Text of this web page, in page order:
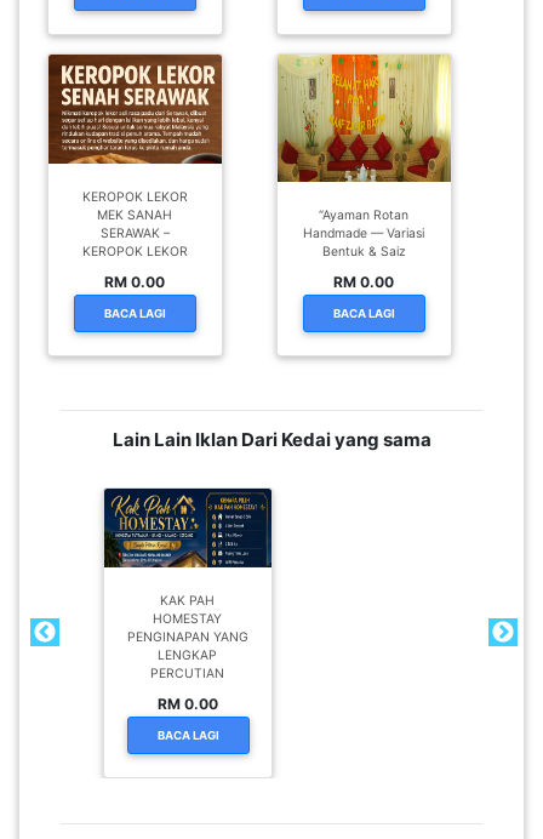
KEROPOK LEKOR
MEK SANAH
SERAWAK –
KEROPOK LEKOR
RM 0.00
BACA LAGI
“Ayaman Rotan
Handmade — Variasi
Bentuk & Saiz
RM 0.00
BACA LAGI
Lain Lain Iklan Dari Kedai yang sama
KAK PAH
HOMESTAY
PENGINAPAN YANG
LENGKAP
PERCUTIAN
RM 0.00
BACA LAGI